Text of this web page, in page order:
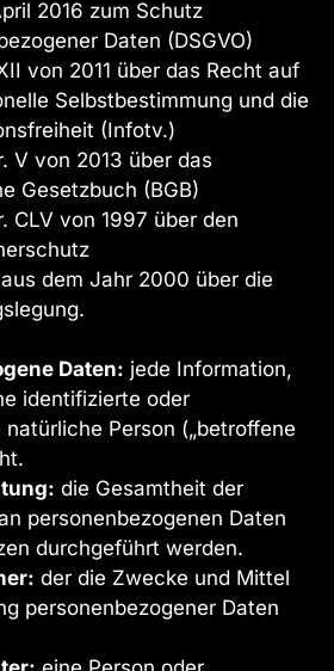
2016 zum Schutz
Daten (DSGVO)
von 2011 über das Recht auf
Selbstbestimmung und die
(Infotv.)
V von 2013 über das
Gesetzbuch (BGB)
CLV von 1997 über den
dem Jahr 2000 über die
Daten: jede Information,
identifizierte oder
Person („betroffene
die Gesamtheit der
personenbezogenen Daten
durchgeführt werden.
der die Zwecke und Mittel
personenbezogener Daten